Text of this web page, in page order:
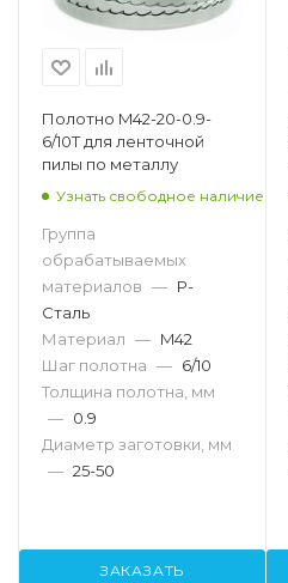
Полотно M42-20-0.9-
6/10T для ленточной
пилы по металлу
Узнать свободное наличие
Группа
обрабатываемых
материалов — P-
Сталь
Материал — M42
Шаг полотна — 6/10
Толщина полотна, мм
— 0.9
Диаметр заготовки, мм
— 25-50
ЗАКАЗАТЬ